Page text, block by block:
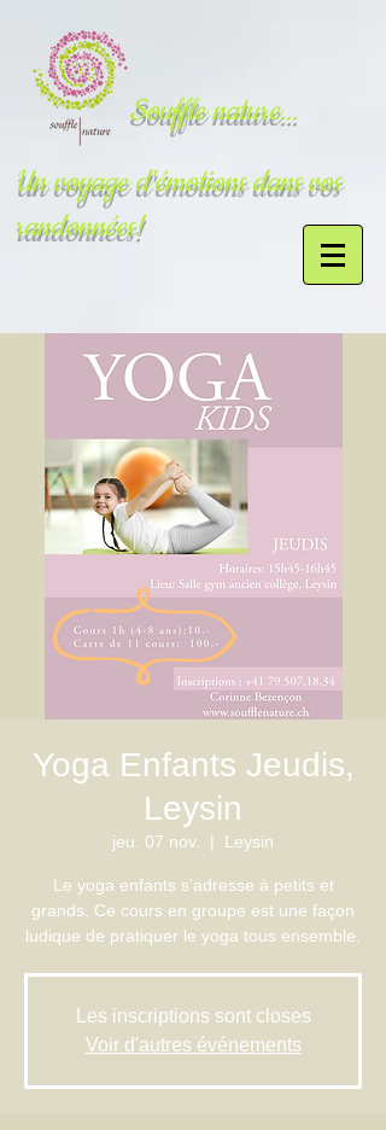
Souffle nature...
Un voyage d'émotions dans vos
randonnées!
Yoga Enfants Jeudis,
Leysin
jeu. 07 nov.
  |
Leysin
Le yoga enfants s’adresse à petits et
grands. Ce cours en groupe est une façon
ludique de pratiquer le yoga tous ensemble.
Les inscriptions sont closes
Voir d'autres événements